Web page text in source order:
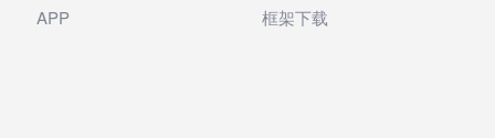
APP
框架下载